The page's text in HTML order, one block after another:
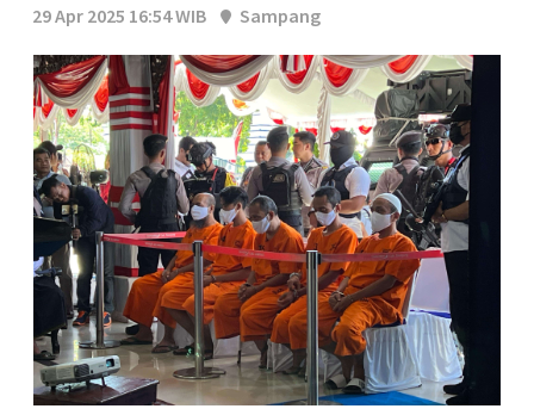
29 Apr 2025 16:54 WIB
Sampang